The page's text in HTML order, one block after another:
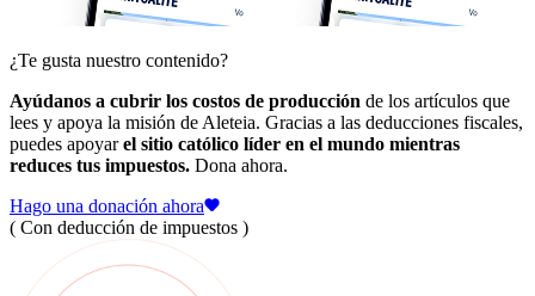
¿Te gusta nuestro contenido?
Ayúdanos a cubrir los costos de producción de los artículos que
lees y apoya la misión de Aleteia. Gracias a las deducciones fiscales,
puedes apoyarel sitio católico líder en el mundo mientras
reduces tus impuestos. Dona ahora.
Hago una donación ahora
( Con deducción de impuestos )